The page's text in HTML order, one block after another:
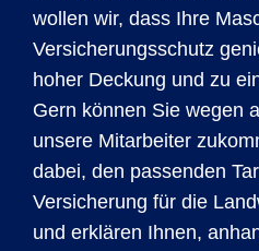
wollen wir, dass Ihre
Versicherungsschutz
hoher Deckung und zu
Gern können Sie wegen
unsere Mitarbeiter
dabei, den passenden
Versicherung für die
und erklären Ihnen,